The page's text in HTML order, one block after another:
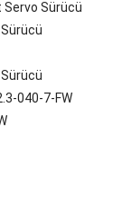
Sürücü
040-7-FW